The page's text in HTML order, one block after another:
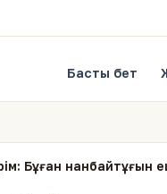
Басты бет
Бұған нанбайтұғын